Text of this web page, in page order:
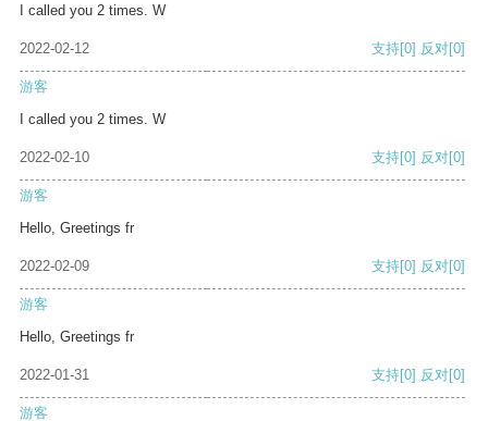
I called you 2 times. W
2022-02-12 支持[0] 反对[0]
游客
I called you 2 times. W
2022-02-10 支持[0] 反对[0]
游客
Hello, Greetings fr
2022-02-09 支持[0] 反对[0]
游客
Hello, Greetings fr
2022-01-31 支持[0] 反对[0]
游客